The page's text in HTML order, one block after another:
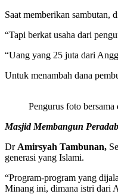
Saat memberikan sambutan,
“Tapi berkat usaha dari
“Uang yang 25 juta dari
Untuk menambah dana
Pengurus foto
Masjid Membangun
Dr Amirsyah Tambunan,
generasi yang Islami.
“Program-program yang
Minang ini, dimana istri dari